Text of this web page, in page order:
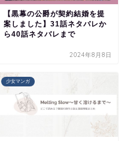
【黒幕の公爵が契約結婚を提
案しました】31話ネタバレか
ら40話ネタバレまで
2024年8月8日
少女マンガ